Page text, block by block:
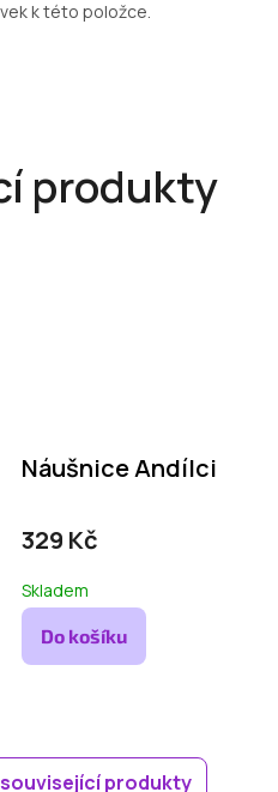
produkty
Náušnice Andílci
329 Kč
Skladem
Do košíku
produkty
k této položce.